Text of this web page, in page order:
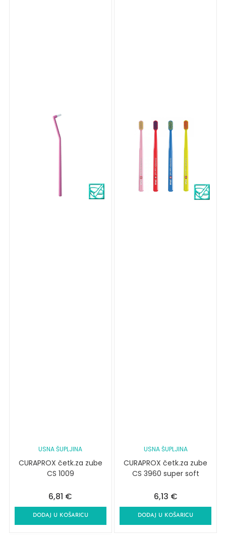
USNA ŠUPLJINA
CURAPROX četk.za zube
CS 1009
6,81 €
DODAJ U KOŠARICU
USNA ŠUPLJINA
CURAPROX četk.za zube
CS 3960 super soft
6,13 €
DODAJ U KOŠARICU